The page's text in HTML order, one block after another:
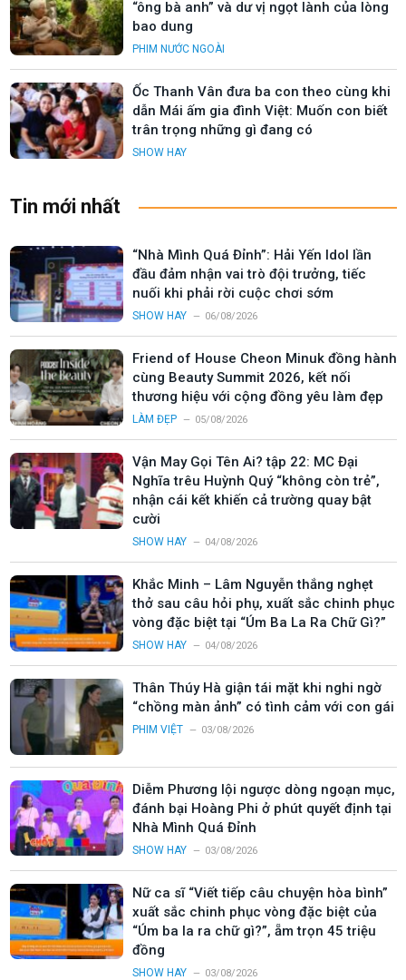
“ông bà anh” và dư vị ngọt lành của lòng
bao dung
PHIM NƯỚC NGOÀI
Ốc Thanh Vân đưa ba con theo cùng khi
dẫn Mái ấm gia đình Việt: Muốn con biết
trân trọng những gì đang có
SHOW HAY
Tin mới nhất
“Nhà Mình Quá Đỉnh”: Hải Yến Idol lần
đầu đảm nhận vai trò đội trưởng, tiếc
nuối khi phải rời cuộc chơi sớm
SHOW HAY 06/08/2026
Friend of House Cheon Minuk đồng hành
cùng Beauty Summit 2026, kết nối
thương hiệu với cộng đồng yêu làm đẹp
LÀM ĐẸP 05/08/2026
Vận May Gọi Tên Ai? tập 22: MC Đại
Nghĩa trêu Huỳnh Quý “không còn trẻ”,
nhận cái kết khiến cả trường quay bật
cười
SHOW HAY 04/08/2026
Khắc Minh – Lâm Nguyễn thắng nghẹt
thở sau câu hỏi phụ, xuất sắc chinh phục
vòng đặc biệt tại “Úm Ba La Ra Chữ Gì?”
SHOW HAY 04/08/2026
Thân Thúy Hà giận tái mặt khi nghi ngờ
“chồng màn ảnh” có tình cảm với con gái
PHIM VIỆT 03/08/2026
Diễm Phương lội ngược dòng ngoạn mục,
đánh bại Hoàng Phi ở phút quyết định tại
Nhà Mình Quá Đỉnh
SHOW HAY 03/08/2026
Nữ ca sĩ “Viết tiếp câu chuyện hòa bình”
xuất sắc chinh phục vòng đặc biệt của
“Úm ba la ra chữ gì?”, ẵm trọn 45 triệu
đồng
SHOW HAY 03/08/2026